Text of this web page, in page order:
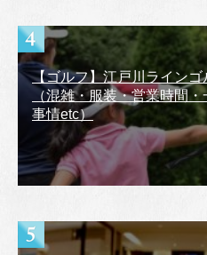
【ゴルフ】江戸川ライン
（混雑・服装・営業時間
事情etc）